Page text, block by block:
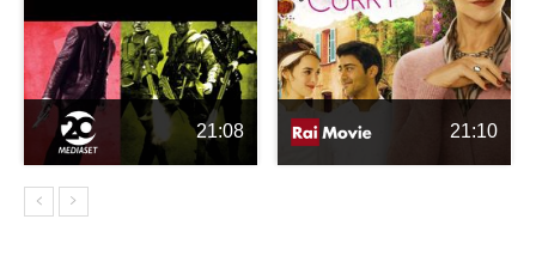
21:08 21:10